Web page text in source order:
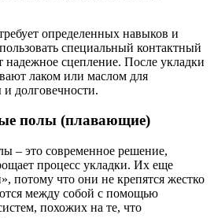
определенных навыков и
специальный контактный
надежное сцепление. После укладки
лаком или маслом для
долговечности.
полы (плавающие)
– это современное решение,
процесс укладки. Их еще
потому что они не крепятся жестко
между собой с помощью
похожих на те, что